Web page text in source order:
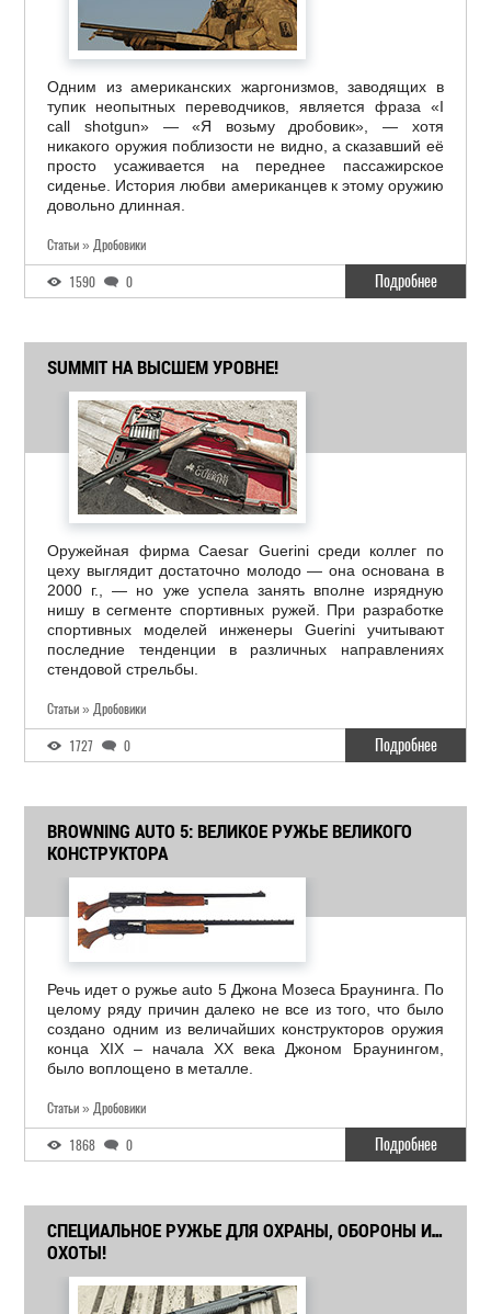
Одним из американских жаргонизмов, заводящих в
тупик неопытных переводчиков, является фраза «I
call shotgun» — «Я возьму дробовик», — хотя
никакого оружия поблизости не видно, а сказавший её
просто усаживается на переднее пассажирское
сиденье. История любви американцев к этому оружию
довольно длинная.
Статьи » Дробовики
1590 0 Подробнее
SUMMIT НА ВЫСШЕМ УРОВНЕ!
Оружейная фирма Caesar Guerini среди коллег по
цеху выглядит достаточно молодо — она основана в
2000 г., — но уже успела занять вполне изрядную
нишу в сегменте спортивных ружей. При разработке
спортивных моделей инженеры Guerini учитывают
последние тенденции в различных направлениях
стендовой стрельбы.
Статьи » Дробовики
1727 0 Подробнее
BROWNING AUTO 5: ВЕЛИКОЕ РУЖЬЕ ВЕЛИКОГО
КОНСТРУКТОРА
Речь идет о ружье auto 5 Джона Мозеса Браунинга. По
целому ряду причин далеко не все из того, что было
создано одним из величайших конструкторов оружия
конца XIX – начала ХХ века Джоном Браунингом,
было воплощено в металле.
Статьи » Дробовики
1868 0 Подробнее
СПЕЦИАЛЬНОЕ РУЖЬЕ ДЛЯ ОХРАНЫ, ОБОРОНЫ И…
ОХОТЫ!